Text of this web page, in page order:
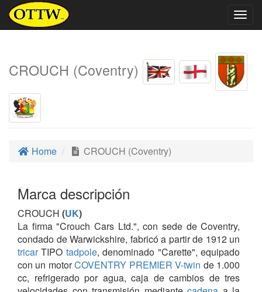
CROUCH (Coventry)
Home CROUCH (Coventry)
Marca descripción
CROUCH (UK)
La firma "Crouch Cars Ltd.", con sede de Coventry,
condado de Warwickshire, fabricó a partir de 1912 un
tricarTIPO tadpole, denominado "Carette", equipado
con un motorCOVENTRY PREMIER V-twin de 1.000
cc, refrigerado por agua, caja de cambios de tres